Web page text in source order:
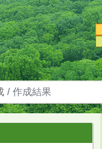
作成結果